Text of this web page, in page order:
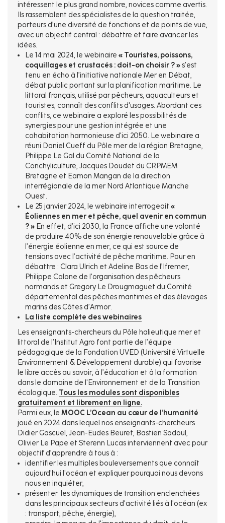
intéressent le plus grand nombre, novices comme avertis.
Ils rassemblent des spécialistes de la question traitée,
porteurs d’une diversité de fonctions et de points de vue,
avec un objectif central : débattre et faire avancer les
idées.
Le 14 mai 2024, le webinaire « Touristes, poissons,
coquillages et crustacés : doit-on choisir ? »s’est
tenu en écho à l’initiative nationale Mer en Débat,
débat public portant sur la planification maritime. Le
littoral français, utilisé par pêcheurs, aquaculteurs et
touristes, connaît des conflits d'usages. Abordant ces
conflits, ce webinaire a exploré les possibilités de
synergies pour une gestion intégrée et une
cohabitation harmonieuse d'ici 2050. Le webinaire a
réuni Daniel Cueff du Pôle mer de la région Bretagne,
Philippe Le Gal du Comité National de la
Conchyliculture, Jacques Doudet du CRPMEM
Bretagne et Eamon Mangan de la direction
interrégionale de la mer Nord Atlantique Manche
Ouest.
Le 25 janvier 2024, le webinaire interrogeait «
Éoliennes en mer et pêche, quel avenir en commun
? » En effet, d’ici 2030, la France affiche une volonté
de produire 40% de son énergie renouvelable grâce à
l’énergie éolienne en mer, ce qui est source de
tensions avec l’activité de pêche maritime. Pour en
débattre : Clara Ulrich et Adeline Bas de l’Ifremer,
Philippe Calone de l’organisation des pêcheurs
normands et Gregory Le Drougmaguet du Comité
départemental des pêches maritimes et des élevages
marins des Côtes d’Armor.
La liste complète des webinaires
Les enseignants-chercheurs du Pôle halieutique mer et
littoral de l’Institut Agro font partie de l’équipe
pédagogique de la Fondation UVED (Université Virtuelle
Environnement & Développement durable) qui favorise
le libre accès au savoir, à l’éducation et à la formation
dans le domaine de l'Environnement et de la Transition
écologique. Tous les modules sont disponibles
gratuitement et librement en ligne.
Parmi eux, le MOOC L’Ocean au cœur de l’humanité
joué en 2024 dans lequel nos enseignants-chercheurs
Didier Gascuel, Jean-Eudes Beuret, Bastien Sadoul,
Olivier Le Pape et Sterenn Lucas interviennent avec pour
objectif d’apprendre à tous à :
identifier les multiples bouleversements que connaît
aujourd'hui l'océan et expliquer pourquoi nous devons
nous en inquiéter,
présenter les dynamiques de transition enclenchées
dans les principaux secteurs d'activité liés à l'océan (ex
: transport, pêche, énergie),